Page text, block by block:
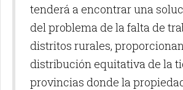
tenderá a encontrar una
del problema de la falta de
distritos rurales,
distribución equitativa de la
provincias donde la